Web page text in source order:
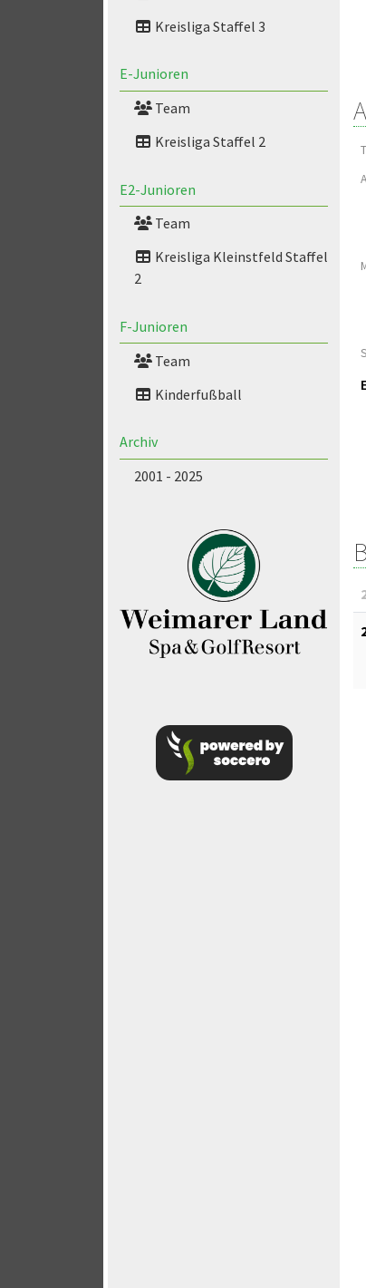
Kreisliga Staffel 3
E-Junioren
Team
Kreisliga Staffel 2
E2-Junioren
Team
Kreisliga Kleinstfeld Staffel
2
F-Junioren
Team
Kinderfußball
Archiv
2001 - 2025